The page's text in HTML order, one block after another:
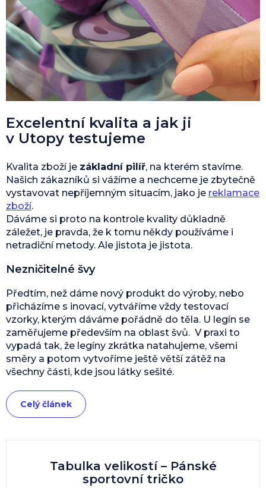
Tabulka velikostí – Pánské
sportovní tričko
Excelentní kvalita a jak ji
v Utopy testujeme
Kvalita zboží je základní pilíř, na kterém stavíme.
Našich zákazníků si vážíme a nechceme je zbytečně
vystavovat nepříjemným situacím, jako je reklamace
zboží.
Dáváme si proto na kontrole kvality důkladně
záležet, je pravda, že k tomu někdy používáme i
netradiční metody. Ale jistota je jistota.
Nezničitelné švy
Předtím, než dáme nový produkt do výroby, nebo
přicházíme s inovací, vytváříme vždy testovací
vzorky, kterým dáváme pořádně do těla. U legín se
zaměřujeme především na oblast švů. V praxi to
vypadá tak, že legíny zkrátka natahujeme, všemi
směry a potom vytvoříme ještě větší zátěž na
všechny části, kde jsou látky sešité.
Celý článek